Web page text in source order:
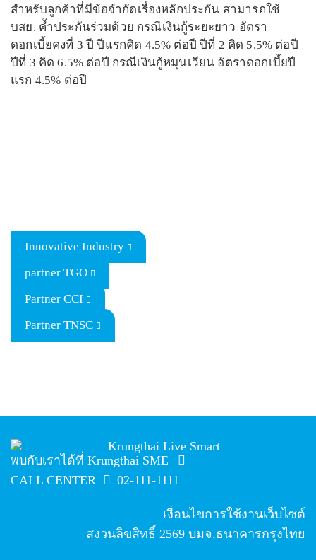
สำหรับลูกค้าที่มีข้อจำกัดเรื่องหลักประกัน สามารถใช้
บสย. ค้ำประกันร่วมด้วย กรณีเงินกู้ระยะยาว อัตรา
ดอกเบี้ยคงที่ 3 ปี ปีแรกคิด 4.5% ต่อปี ปีที่ 2 คิด 5.5% ต่อปี
ปีที่ 3 คิด 6.5% ต่อปี กรณีเงินกู้หมุนเวียน อัตราดอกเบี้ยปี
แรก 4.5% ต่อปี
Innovative Industry
partner TGO
Partner CCI
Partner TNSC
พบกับเราได้ที่ Krungthai SME
CALL CENTER
02-111-1111
เงื่อนไขการใช้งานเว็บไซต์
สงวนลิขสิทธิ์ 2569 บมจ.ธนาคารกรุงไทย